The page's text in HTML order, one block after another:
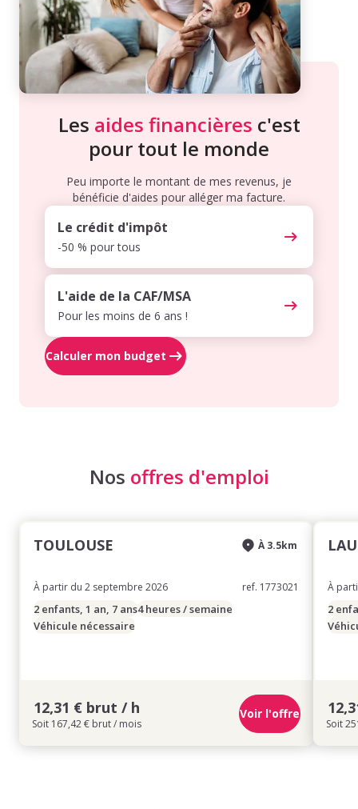
Les aides financières c'est
pour tout le monde
Peu importe le montant de mes revenus, je
bénéficie d'aides pour alléger ma facture.
Le crédit d'impôt
-50 % pour tous
L'aide de la CAF/MSA
Pour les moins de 6 ans !
Calculer mon budget
Nos offres d'emploi
TOULOUSE
À partir du 2 septembre 2026
À 3.5km
ref. 1773021
2 enfants, 1 an, 7 ans4 heures / semaine
Véhicule nécessaire
12,31 € brut / h
Soit 167,42 € brut / mois
Voir l'offre
À
2
Soit